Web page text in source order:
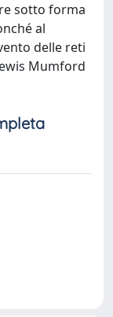
sotto forma
al
delle reti
Mumford